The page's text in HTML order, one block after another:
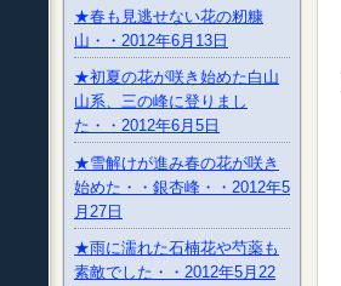
★春も見逃せない花の籾糠
山・・2012年6月13日
★初夏の花が咲き始めた白山
山系、三の峰に登りまし
た・・2012年6月5日
★雪解けが進み春の花が咲き
始めた・・銀杏峰・・2012年5
月27日
★雨に濡れた石楠花や芍薬も
素敵でした・・2012年5月22